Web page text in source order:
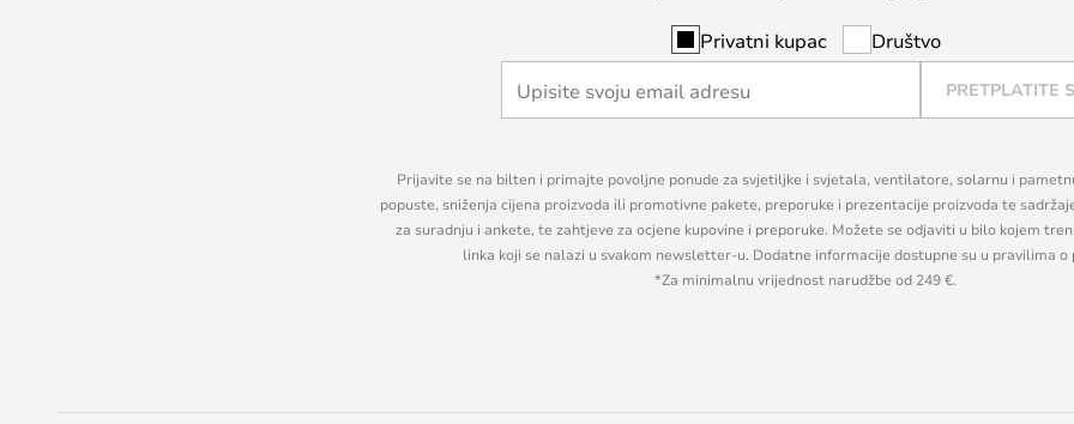
Privatni kupac Društvo
PRETPLATITE
Prijavite se na bilten i primajte povoljne ponude za svjetiljke i svjetala, ventilatore, solarnu i
popuste, sniženja cijena proizvoda ili promotivne pakete, preporuke i prezentacije proizvoda te
za suradnju i ankete, te zahtjeve za ocjene kupovine i preporuke. Možete se odjaviti u bilo kojem
linka koji se nalazi u svakom newsletter-u. Dodatne informacije dostupne su u pravilima
*Za minimalnu vrijednost narudžbe od 249 €.